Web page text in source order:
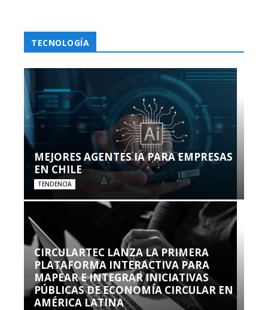
TECNOLOGÍA
MEJORES AGENTES IA PARA EMPRESAS
EN CHILE
TENDENCIA
CIRCULARTEC LANZA LA PRIMERA
PLATAFORMA INTERACTIVA PARA
MAPEAR E INTEGRAR INICIATIVAS
PÚBLICAS DE ECONOMÍA CIRCULAR EN
AMÉRICA LATINA